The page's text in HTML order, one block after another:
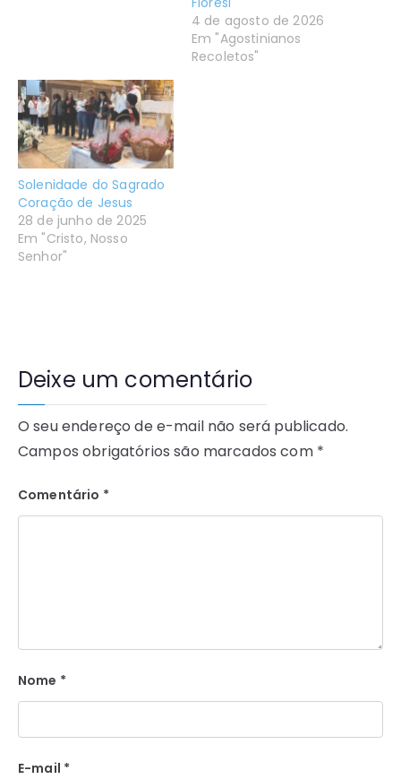
4 de agosto de 2026
Em "Agostinianos
Recoletos"
Solenidade do Sagrado
Coração de Jesus
28 de junho de 2025
Em "Cristo, Nosso
Senhor"
Deixe um comentário
O seu endereço de e-mail não será publicado.
Campos obrigatórios são marcados com *
Comentário *
Nome *
E-mail *